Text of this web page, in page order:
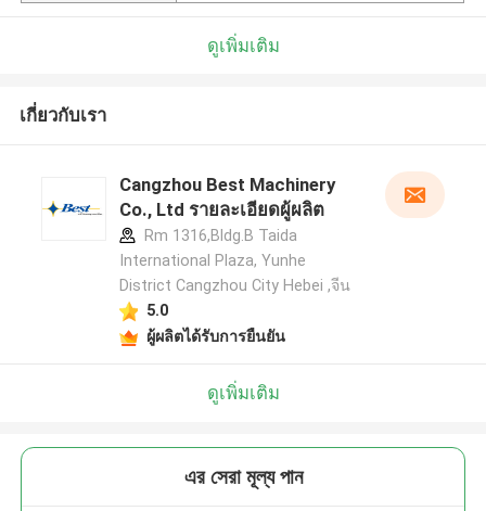
ดูเพิ่มเติม
เกี่ยวกับเรา
Cangzhou Best Machinery
Co., Ltd รายละเอียดผู้ผลิต
Rm 1316,Bldg.B Taida
International Plaza, Yunhe
District Cangzhou City Hebei ,จีน
5.0
ผู้ผลิตได้รับการยืนยัน
ดูเพิ่มเติม
এর সেরা মূল্য পান